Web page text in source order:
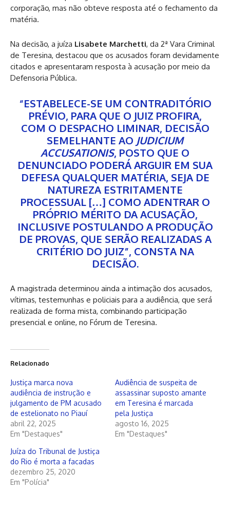
corporação, mas não obteve resposta até o fechamento da
matéria.
Na decisão, a juíza Lisabete Marchetti, da 2ª Vara Criminal
de Teresina, destacou que os acusados foram devidamente
citados e apresentaram resposta à acusação por meio da
Defensoria Pública.
“ESTABELECE-SE UM CONTRADITÓRIO
PRÉVIO, PARA QUE O JUIZ PROFIRA,
COM O DESPACHO LIMINAR, DECISÃO
SEMELHANTE AO JUDICIUM
ACCUSATIONIS, POSTO QUE O
DENUNCIADO PODERÁ ARGUIR EM SUA
DEFESA QUALQUER MATÉRIA, SEJA DE
NATUREZA ESTRITAMENTE
PROCESSUAL […] COMO ADENTRAR O
PRÓPRIO MÉRITO DA ACUSAÇÃO,
INCLUSIVE POSTULANDO A PRODUÇÃO
DE PROVAS, QUE SERÃO REALIZADAS A
CRITÉRIO DO JUIZ”, CONSTA NA
DECISÃO.
A magistrada determinou ainda a intimação dos acusados,
vítimas, testemunhas e policiais para a audiência, que será
realizada de forma mista, combinando participação
presencial e online, no Fórum de Teresina.
Relacionado
Justiça marca nova
audiência de instrução e
julgamento de PM acusado
de estelionato no Piauí
abril 22, 2025
Em "Destaques"
Audiência de suspeita de
assassinar suposto amante
em Teresina é marcada
pela Justiça
agosto 16, 2025
Em "Destaques"
Juíza do Tribunal de Justiça
do Rio é morta a facadas
dezembro 25, 2020
Em "Polícia"